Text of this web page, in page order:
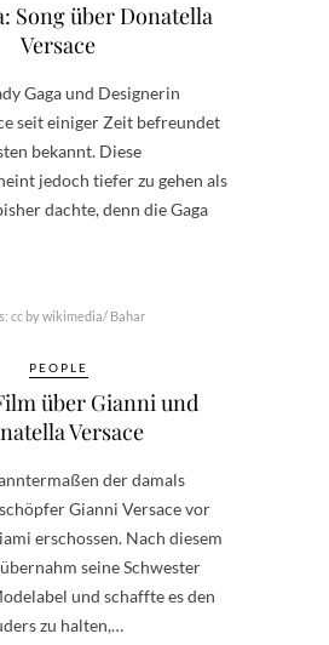
Song über Donatella
Versace
Gaga und Designerin
seit einiger Zeit befreundet
bekannt. Diese
jedoch tiefer zu gehen als
dachte, denn die Gaga
cc by wikimedia/ Bahar
PEOPLE
über Gianni und
Versace
der damals
Gianni Versace vor
erschossen. Nach diesem
seine Schwester
und schaffte es den
zu halten,…